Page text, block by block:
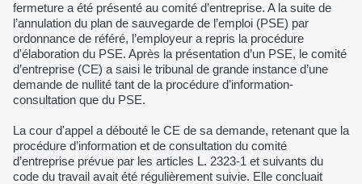
fermeture a été présenté au comité d’entreprise. A la suite de
l’annulation du plan de sauvegarde de l’emploi (PSE) par
ordonnance de référé, l’employeur a repris la procédure
d'élaboration du PSE. Après la présentation d’un PSE, le comité
d’entreprise (CE) a saisi le tribunal de grande instance d’une
demande de nullité tant de la procédure d’information-
consultation que du PSE.
La cour d'appel a débouté le CE de sa demande, retenant que la
procédure d’information et de consultation du comité
d’entreprise prévue par les articles L. 2323-1 et suivants du
code du travail avait été régulièrement suivie. Elle concluait